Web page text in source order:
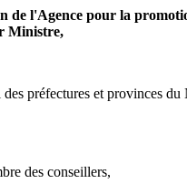
de l'Agence pour la
Ministre,
préfectures et provinces du
des conseillers,